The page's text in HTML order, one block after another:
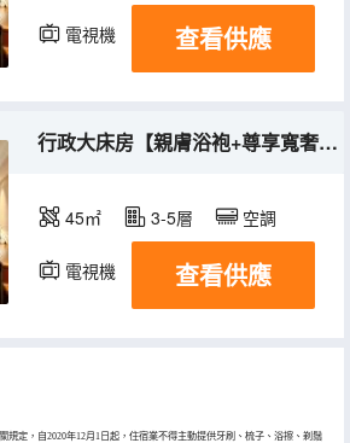
電視機 冰箱
查看供應
行政大床房【親膚浴袍+尊享寬奢+全明落地窗】
45㎡ 3-5層 空調
電視機 冰箱
查看供應
規定，自2020年12月1日起，住宿業不得主動提供牙刷、梳子、浴擦、剃鬚